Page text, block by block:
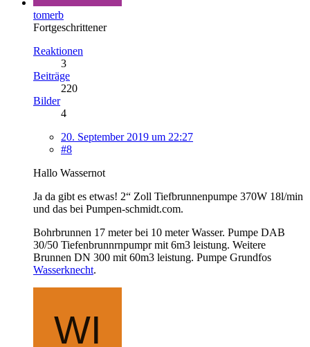
tomerb
Fortgeschrittener
Reaktionen
3
Beiträge
220
Bilder
4
20. September 2019 um 22:27
#8
Hallo Wassernot
Ja da gibt es etwas! 2“ Zoll Tiefbrunnenpumpe 370W 18l/min
und das bei Pumpen-schmidt.com.
Bohrbrunnen 17 meter bei 10 meter Wasser. Pumpe DAB
30/50 Tiefenbrunnrnpumpr mit 6m3 leistung. Weitere
Brunnen DN 300 mit 60m3 leistung. Pumpe Grundfos
Wasserknecht.